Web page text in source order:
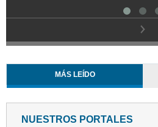
MÁS LEÍDO
NUESTROS PORTALES